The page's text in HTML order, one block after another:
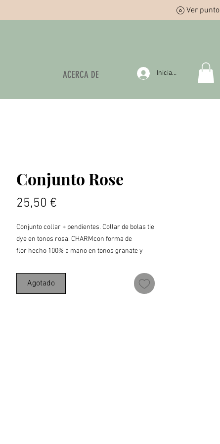
Ver
Conjunto Rose
25,50 €
Conjunto collar + pendientes. Collar de bolas tie
dye en tonos rosa. CHARMcon forma de
flor hecho 100% a mano en tonos granate y
de acero inoxidable. Pendientes acero
inoxidable y cierre de goma.
Agotado
ACERCA DE Iniciar sesión